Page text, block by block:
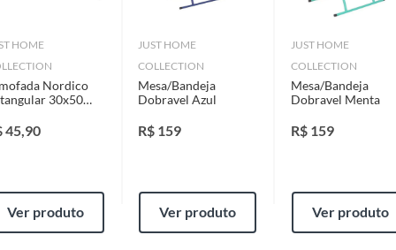
do vício.
ou acaba com o primeiro uso ou em pouco tempo.
do vício.
disponível em sua loja em até 30 (trinta) dias,
HOME
Nordico
30x50
45,90
Ver produto
JUST HOME
COLLECTION
Mesa/Bandeja
Dobravel Azul
R$ 159
Ver produto
JUST HOME
COLLECTION
Mesa/Bandeja
Dobravel Menta
R$ 159
Ver produto